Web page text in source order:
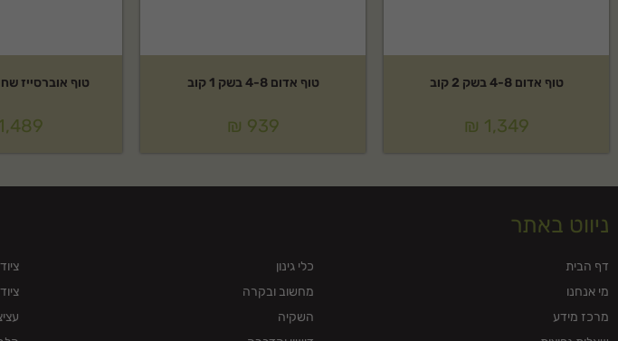
טוף אדום 4-8 בשק 2 קוב
₪ 1,349
טוף אדום 4-8 בשק 1 קוב
₪ 939
טוף אוברסייז שחור
ניווט באתר
דף הבית
מי אנחנו
מרכז מידע
כלי גינון
מחשוב ובקרה
השקיה